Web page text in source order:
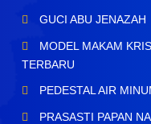
GUCI ABU JENAZAH
MODEL MAKAM
TERBARU
PEDESTAL AIR
PRASASTI PAPAN